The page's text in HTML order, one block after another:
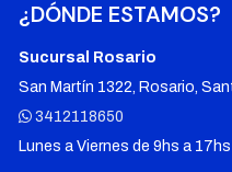
¿DÓNDE ESTAMOS?
Sucursal Rosario
San Martín 1322, Rosario,
3412118650
Lunes a Viernes de 9hs a 17hs